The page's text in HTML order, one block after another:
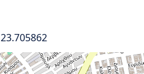
23.705862